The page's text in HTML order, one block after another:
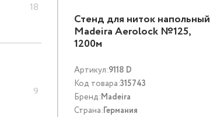
18
9
Стенд для ниток напольный
Madeira Aerolock №125,
1200м
Артикул:9118 D
Код товара:315743
Бренд:Madeira
Страна:Германия